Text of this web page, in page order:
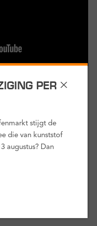
bij je oude kozijn: de
buiten. In
deze 2 maten
PER
stijgt de
die van kunststof
augustus? Dan